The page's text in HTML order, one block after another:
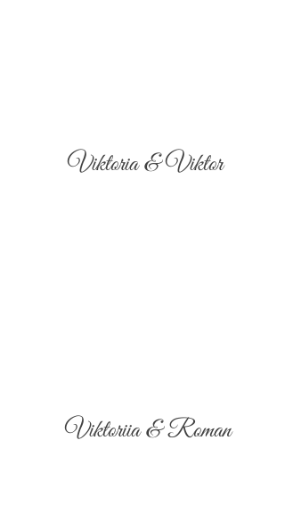
Viktoria & Viktor
Viktoriia & Roman